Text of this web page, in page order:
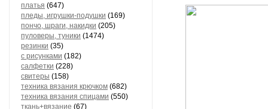
платья (647)
пледы, игрушки-подушки (169)
пончо, шраги, накидки (205)
пуловеры, туники (1474)
резинки (35)
с рисунками (182)
салфетки (228)
свитеры (158)
техника вязания крючком (682)
техника вязания спицами (550)
ткань+вязание (67)